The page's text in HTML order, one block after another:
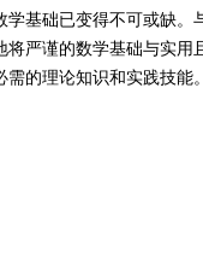
基础已变得不可或缺。
严谨的数学基础与实用
的理论知识和实践技能